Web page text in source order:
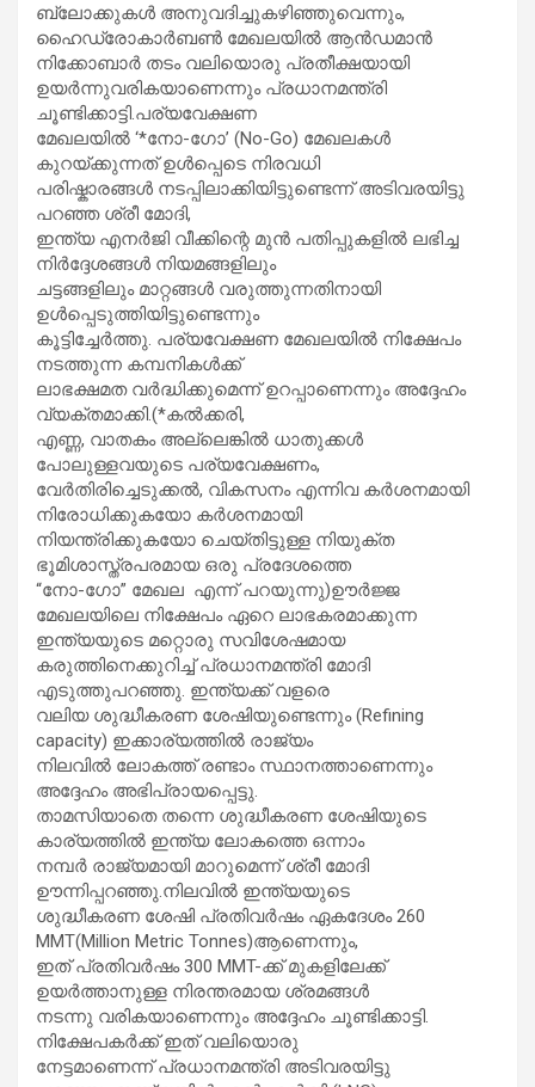
ബ്ലോക്കുകൾ അനുവദിച്ചുകഴിഞ്ഞുവെന്നും,
ഹൈഡ്രോകാർബൺ മേഖലയിൽ ആൻഡമാൻ
നിക്കോബാർ തടം വലിയൊരു പ്രതീക്ഷയായി
ഉയർന്നുവരികയാണെന്നും പ്രധാനമന്ത്രി
ചൂണ്ടിക്കാട്ടി.പര്യവേക്ഷണ
മേഖലയിൽ ‘*നോ-ഗോ’ (No-Go) മേഖലകൾ
കുറയ്ക്കുന്നത് ഉൾപ്പെടെ നിരവധി
പരിഷ്കാരങ്ങൾ നടപ്പിലാക്കിയിട്ടുണ്ടെന്ന് അടിവരയിട്ടു
പറഞ്ഞ ശ്രീ മോദി,
ഇന്ത്യ എനർജി വീക്കിന്റെ മുൻ പതിപ്പുകളിൽ ലഭിച്ച
നിർദ്ദേശങ്ങൾ നിയമങ്ങളിലും
ചട്ടങ്ങളിലും മാറ്റങ്ങൾ വരുത്തുന്നതിനായി
ഉൾപ്പെടുത്തിയിട്ടുണ്ടെന്നും
കൂട്ടിച്ചേർത്തു. പര്യവേക്ഷണ മേഖലയിൽ നിക്ഷേപം
നടത്തുന്ന കമ്പനികൾക്ക്
ലാഭക്ഷമത വർദ്ധിക്കുമെന്ന് ഉറപ്പാണെന്നും അദ്ദേഹം
വ്യക്തമാക്കി.(*കൽക്കരി,
എണ്ണ, വാതകം അല്ലെങ്കിൽ ധാതുക്കൾ
പോലുള്ളവയുടെ പര്യവേക്ഷണം,
വേർതിരിച്ചെടുക്കൽ, വികസനം എന്നിവ കർശനമായി
നിരോധിക്കുകയോ കർശനമായി
നിയന്ത്രിക്കുകയോ ചെയ്തിട്ടുള്ള നിയുക്ത
ഭൂമിശാസ്ത്രപരമായ ഒരു പ്രദേശത്തെ
“നോ-ഗോ” മേഖല എന്ന് പറയുന്നു)ഊർജ്ജ
മേഖലയിലെ നിക്ഷേപം ഏറെ ലാഭകരമാക്കുന്ന
ഇന്ത്യയുടെ മറ്റൊരു സവിശേഷമായ
കരുത്തിനെക്കുറിച്ച് പ്രധാനമന്ത്രി മോദി
എടുത്തുപറഞ്ഞു. ഇന്ത്യക്ക് വളരെ
വലിയ ശുദ്ധീകരണ ശേഷിയുണ്ടെന്നും (Refining
capacity) ഇക്കാര്യത്തിൽ രാജ്യം
നിലവിൽ ലോകത്ത് രണ്ടാം സ്ഥാനത്താണെന്നും
അദ്ദേഹം അഭിപ്രായപ്പെട്ടു.
താമസിയാതെ തന്നെ ശുദ്ധീകരണ ശേഷിയുടെ
കാര്യത്തിൽ ഇന്ത്യ ലോകത്തെ ഒന്നാം
നമ്പർ രാജ്യമായി മാറുമെന്ന് ശ്രീ മോദി
ഊന്നിപ്പറഞ്ഞു.നിലവിൽ ഇന്ത്യയുടെ
ശുദ്ധീകരണ ശേഷി പ്രതിവർഷം ഏകദേശം 260
MMT(Million Metric Tonnes)ആണെന്നും,
ഇത് പ്രതിവർഷം 300 MMT-ക്ക് മുകളിലേക്ക്
ഉയർത്താനുള്ള നിരന്തരമായ ശ്രമങ്ങൾ
നടന്നു വരികയാണെന്നും അദ്ദേഹം ചൂണ്ടിക്കാട്ടി.
നിക്ഷേപകർക്ക് ഇത് വലിയൊരു
നേട്ടമാണെന്ന് പ്രധാനമന്ത്രി അടിവരയിട്ടു